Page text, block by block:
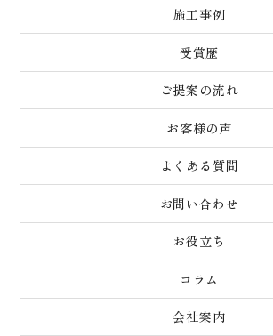
施工事例
受賞歴
ご提案の流れ
お客様の声
よくある質問
お問い合わせ
お役立ち
コラム
会社案内